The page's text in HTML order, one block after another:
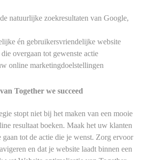
natuurlijke zoekresultaten van Google,
én gebruikersvriendelijke website
overgaan tot gewenste actie
online marketingdoelstellingen
Together we succeed
stopt niet bij het maken van een mooie
resultaat boeken. Maak het uw klanten
tot de actie die je wenst. Zorg ervoor
en dat je website laadt binnen een